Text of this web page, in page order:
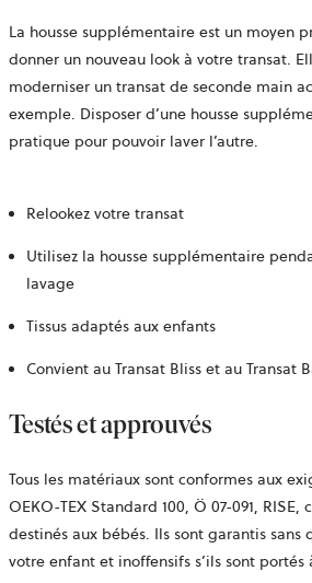
La housse supplémentaire est un moyen
donner un nouveau look à votre transat.
moderniser un transat de seconde main
exemple. Disposer d’une housse
pratique pour pouvoir laver l’autre.
Relookez votre transat
Utilisez la housse supplémentaire
lavage
Tissus adaptés aux enfants
Convient au Transat Bliss et au Transat
Testés et approuvés
Tous les matériaux sont conformes aux
OEKO-TEX Standard 100, Ö 07-091, RISE,
destinés aux bébés. Ils sont garantis
votre enfant et inoffensifs s’ils sont portés